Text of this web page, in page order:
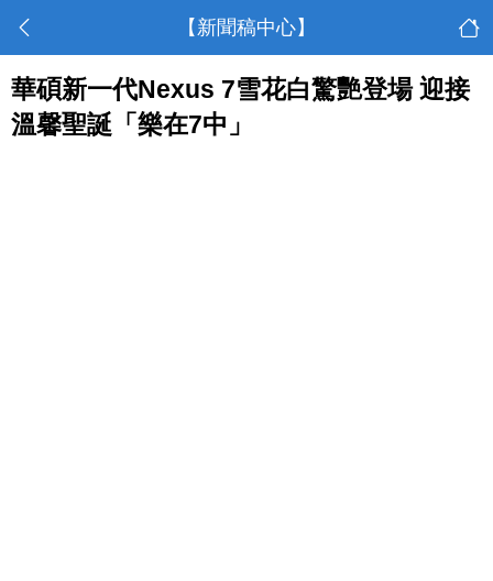
【新聞稿中心】
華碩新一代Nexus 7雪花白驚艷登場 迎接
溫馨聖誕「樂在7中」